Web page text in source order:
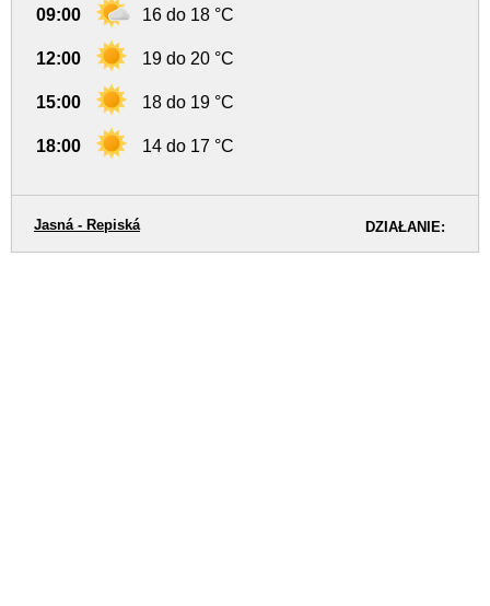
09:00 16 do 18 °C
12:00 19 do 20 °C
15:00 18 do 19 °C
18:00 14 do 17 °C
DZIAŁANIE:
Jasná - Repiská